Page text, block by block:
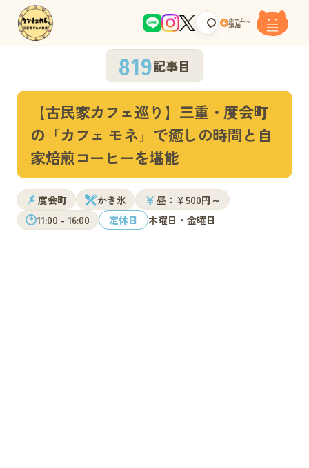
+ ホームに
追加
819記事目
【古民家カフェ巡り】三重・度会町
の「カフェ モネ」で癒しの時間と自
家焙煎コーヒーを堪能
度会町 かき氷 ￥ 昼：￥500円～
11:00 - 16:00
定休日 木曜日・金曜日